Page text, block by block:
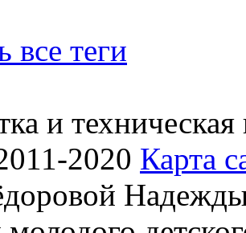
все теги
и
2020 Карта